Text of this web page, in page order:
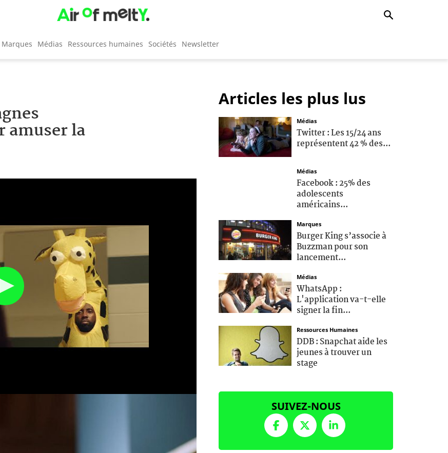
Marques Médias Ressources humaines Sociétés Newsletter
amuser la
Articles les plus lus
Médias
Twitter : Les 15/24 ans
représentent 42 % des...
Médias
Facebook : 25% des
adolescents
américains...
Marques
Burger King s’associe à
Buzzman pour son
lancement...
Médias
WhatsApp :
L'application va-t-elle
signer la fin...
Ressources Humaines
DDB : Snapchat aide les
jeunes à trouver un
stage
SUIVEZ-NOUS